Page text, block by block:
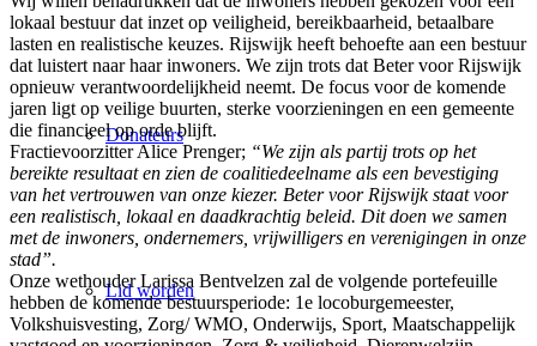
Donateurs
Lid worden
lokaal bestuur dat inzet op veiligheid, bereikbaarheid, betaalbare
lasten en realistische keuzes. Rijswijk heeft behoefte aan een bestuur
dat luistert naar haar inwoners. We zijn trots dat Beter voor Rijswijk
opnieuw verantwoordelijkheid neemt. De focus voor de komende
jaren ligt op veilige buurten, sterke voorzieningen en een gemeente
die financieel op orde blijft.
Fractievoorzitter Alice Prenger; “We zijn als partij trots op het
bereikte resultaat en zien de coalitiedeelname als een bevestiging
van het vertrouwen van onze kiezer. Beter voor Rijswijk staat voor
een realistisch, lokaal en daadkrachtig beleid. Dit doen we samen
met de inwoners, ondernemers, vrijwilligers en verenigingen in onze
stad”.
Onze wethouder Larissa Bentvelzen zal de volgende portefeuille
hebben de komende bestuursperiode: 1e locoburgemeester,
Volkshuisvesting, Zorg/ WMO, Onderwijs, Sport, Maatschappelijk